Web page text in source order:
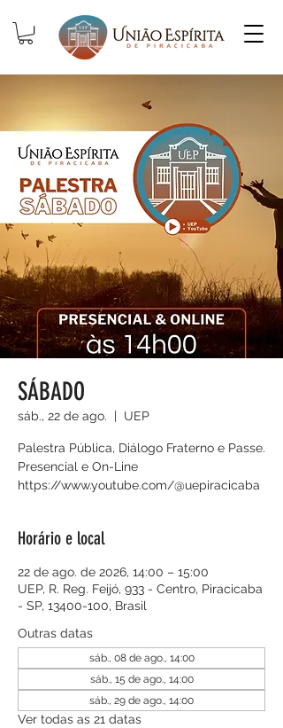
SÁBADO
sáb., 22 de ago.
  |
UEP
Palestra Pública, Diálogo Fraterno e Passe.
Presencial e On-Line
https://www.youtube.com/@uepiracicaba
Horário e local
22 de ago. de 2026, 14:00 – 15:00
UEP, R. Reg. Feijó, 933 - Centro, Piracicaba
- SP, 13400-100, Brasil
Outras datas
sáb., 08 de ago., 14:00
sáb., 15 de ago., 14:00
sáb., 29 de ago., 14:00
Ver todas as 21 datas